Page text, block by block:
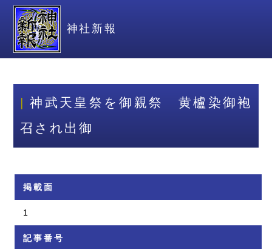
神社新報
神武天皇祭を御親祭 黄櫨染御袍
召され出御
掲載面
1
記事番号